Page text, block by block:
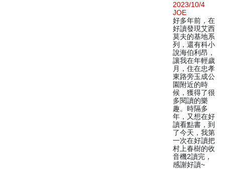
2023/10/4
JOE
好多年前，在
好讀發現艾西
莫夫的基地系
列，還有科小
說海伯利昂，
讓我在年輕歲
月，住在忠孝
東路旁玉成公
園附近的時
候，獲得了很
多閱讀的樂
趣。時隔多
年，又想在好
讀看點書，到
了今天，我第
一次在好讀把
村上春樹的收
音機2讀完，
感謝好讀~